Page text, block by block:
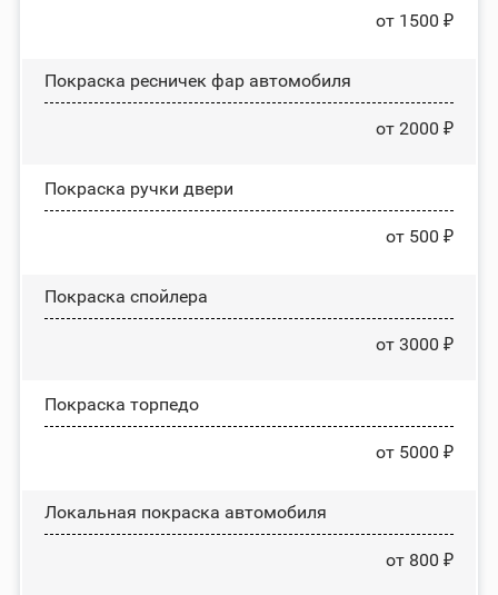
от 1500 ₽
Покраска ресничек фар автомобиля
от 2000 ₽
Покраска ручки двери
от 500 ₽
Покраска спойлера
от 3000 ₽
Покраска торпедо
от 5000 ₽
Локальная покраска автомобиля
от 800 ₽